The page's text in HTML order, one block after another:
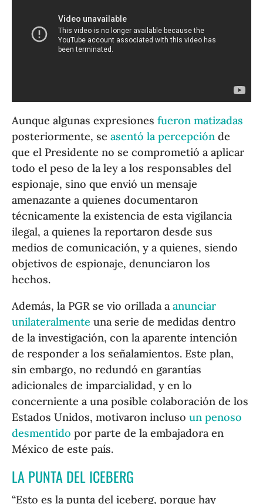
Aunque algunas expresionesfueron matizadas
posteriormente, seasentó la percepción de
que el Presidente no se comprometió a aplicar
todo el peso de la ley a los responsables del
espionaje, sino que envió un mensaje
amenazante a quienes documentaron
técnicamente la existencia de esta vigilancia
ilegal, a quienes la reportaron desde sus
medios de comunicación, y a quienes, siendo
objetivos de espionaje, denunciaron los
hechos.
Además, la PGR se vio orillada aanunciar
unilateralmente una serie de medidas dentro
de la investigación, con la aparente intención
de responder a los señalamientos. Este plan,
sin embargo, no redundó en garantías
adicionales de imparcialidad, y en lo
concerniente a una posible colaboración de los
Estados Unidos, motivaron inclusoun penoso
desmentido por parte de la embajadora en
México de este país.
LA PUNTA DEL ICEBERG
“Esto es la punta del iceberg, porque hay